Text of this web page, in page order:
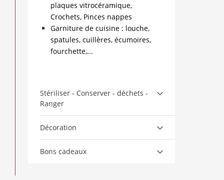
plaques vitrocéramique,
Crochets, Pinces nappes
Garniture de cuisine : louche,
spatules, cuillères, écumoires,
fourchette,...
Stériliser - Conserver - déchets -
Ranger
Décoration
Bons cadeaux